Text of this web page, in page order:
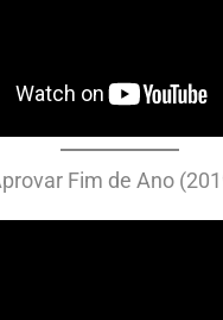
DA FONTE
Fim de Ano